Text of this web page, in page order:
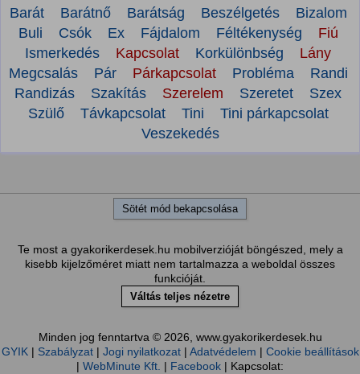
Barát Barátnő Barátság Beszélgetés
Bizalom
Buli
Csók Ex Fájdalom Féltékenység
Fiú
Ismerkedés
Kapcsolat Korkülönbség
Lány
Megcsalás
Pár Párkapcsolat Probléma
Randi
Randizás
Szakítás Szerelem Szeretet
Szex
Szülő
Távkapcsolat Tini
Tini párkapcsolat
Veszekedés
Sötét mód bekapcsolása
Te most a gyakorikerdesek.hu mobilverzióját böngészed, mely a
kisebb kijelzőméret miatt nem tartalmazza a weboldal összes
funkcióját.
Váltás teljes nézetre
Minden jog fenntartva © 2026, www.gyakorikerdesek.hu
GYIK| Szabályzat| Jogi nyilatkozat| Adatvédelem | Cookie beállítások
| WebMinute Kft. | Facebook | Kapcsolat: